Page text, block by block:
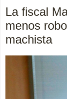
La fiscal
menos
machista